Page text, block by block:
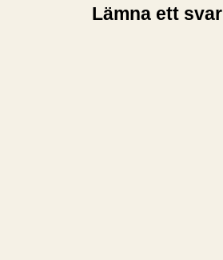
Lämna ett svar